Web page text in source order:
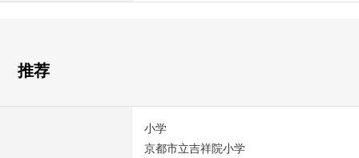
推荐
小学
京都市立吉祥院小学